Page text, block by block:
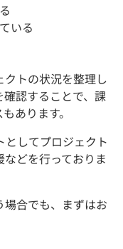
いる
クトの状況を整理し
認することで、課
あります。
してプロジェクト
どを行っておりま
場合でも、まずはお